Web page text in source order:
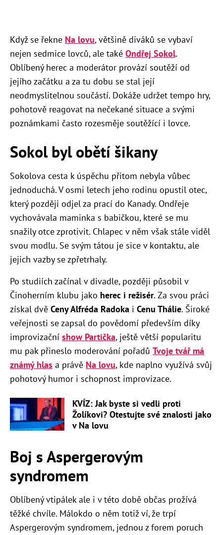
Když se řekne Na lovu, většině diváků se vybaví
nejen sedmice lovců, ale také Ondřej Sokol.
Oblíbený herec a moderátor provází soutěží od
jejího začátku a za tu dobu se stal její
neodmyslitelnou součástí. Dokáže udržet tempo hry,
pohotově reagovat na nečekané situace a svými
poznámkami často rozesměje soutěžící i lovce.
Sokol byl obětí šikany
Sokolova cesta k úspěchu přitom nebyla vůbec
jednoduchá. Vosmi letech jeho rodinu opustil otec,
který později odjel za prací do Kanady. Ondřeje
vychovávala maminka s babičkou, které se mu
snažily otce zprotivit. Chlapec v něm však stále viděl
svou modlu. Se svým tátou je sice v kontaktu, ale
jejich vazby se zpřetrhaly.
Po studiích začínal v divadle, později působil v
Činoherním klubu jako herec i režisér. Za svou práci
získal dvě Ceny Alfréda Radoka i Cenu Thálie. Široké
veřejnosti se zapsal do povědomí především díky
improvizační show Partička, ještě větší popularitu
mu pak přineslo moderování pořadů Tvoje tvář má
známý hlas a právě Na lovu, kde naplno využívá svůj
pohotový humor i schopnost improvizace.
KVÍZ: Jak byste si vedli proti
Žolíkovi? Otestujte své znalosti jako
v Na lovu
Boj s Aspergerovým
syndromem
Oblíbený vtipálek ale i v této době občas prožívá
těžké chvíle. Málokdo o něm totiž ví, že trpí
Aspergerovým syndromem,jednou z forem poruch